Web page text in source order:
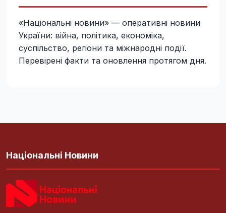
«Національні новини» — оперативні новини
України: війна, політика, економіка,
суспільство, регіони та міжнародні події.
Перевірені факти та оновлення протягом дня.
Національні Новини